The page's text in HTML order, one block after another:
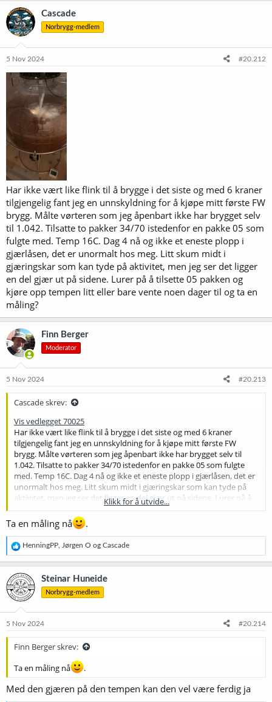
k
s
j
o
e
:
Cascade
Norbrygg-medlem
5 Nov 2024 #20.212
Har ikke vært like flink til å brygge i det siste og med 6 kraner
tilgjengelig fant jeg en unnskyldning for å kjøpe mitt første FW
brygg. Målte vørteren som jeg åpenbart ikke har brygget selv
til 1.042. Tilsatte to pakker 34/70 istedenfor en pakke 05 som
fulgte med. Temp 16C. Dag 4 nå og ikke et eneste plopp i
gjærlåsen, det er unormalt hos meg. Litt skum midt i
gjæringskar som kan tyde på aktivitet, men jeg ser det ligger
en del gjær ut på sidene. Lurer på å tilsette 05 pakken og
kjøre opp tempen litt eller bare vente noen dager til og ta en
måling?
Finn Berger
Moderator
5 Nov 2024 #20.213
Cascade skrev:
Vis vedlegget 70025
Har ikke vært like flink til å brygge i det siste og med 6 kraner
tilgjengelig fant jeg en unnskyldning for å kjøpe mitt første FW
brygg. Målte vørteren som jeg åpenbart ikke har brygget selv til
1.042. Tilsatte to pakker 34/70 istedenfor en pakke 05 som fulgte
med. Temp 16C. Dag 4 nå og ikke et eneste plopp i gjærlåsen, det er
unormalt hos meg. Litt skum midt i gjæringskar som kan tyde på
aktivitet, men jeg ser det ligger en del gjær ut på sidene. Lurer på å
tilsette 05 pakken og kjøre opp tempen litt eller bare vente noen
dager til og ta en måling?
Klikk for å utvide...
Ta en måling nå .
R
e
a
k
s
j
o
e
HenningPP Jørgen O og Cascade
Steinar Huneide
Norbrygg-medlem
5 Nov 2024 #20.214
Finn Berger skrev:
Ta en måling nå
.
Med den gjæren på den tempen kan den vel være ferdig ja